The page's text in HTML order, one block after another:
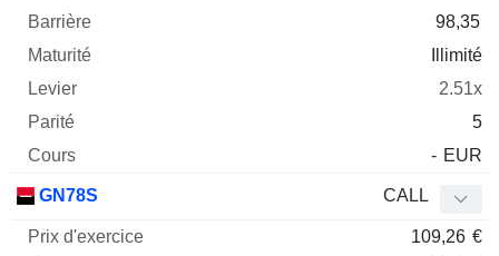
98,35
Illimité
2.51x
5
- EUR
GN78S CALL
109,26 €